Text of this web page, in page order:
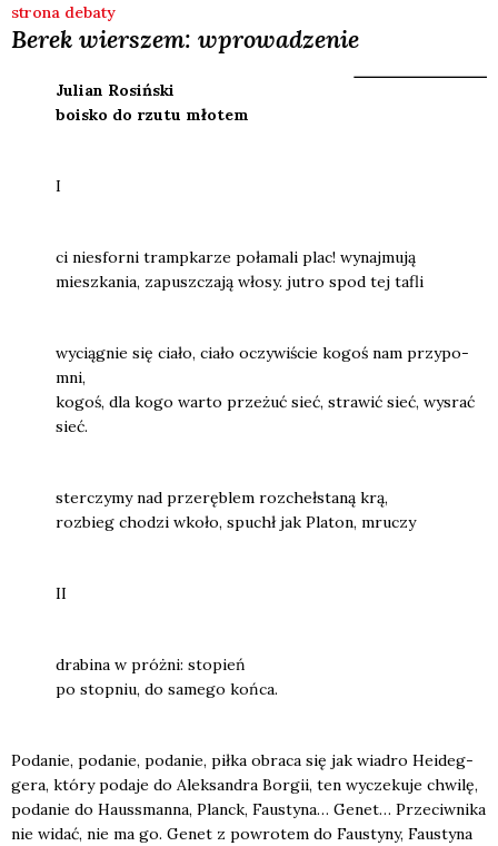
strona debaty
Berek wierszem: wprowadzenie
Julian Rosiń­ski
boisko do rzu­tu mło­tem
I
ci nie­sfor­ni tramp­ka­rze poła­ma­li plac! wynaj­mu­ją
miesz­ka­nia, zapusz­cza­ją wło­sy. jutro spod tej tafli
wycią­gnie się cia­ło, cia­ło oczy­wi­ście kogoś nam przy­po­
mni,
kogoś, dla kogo war­to prze­żuć sieć, stra­wić sieć, wysrać
sieć.
ster­czy­my nad prze­rę­blem roz­cheł­sta­ną krą,
roz­bieg cho­dzi wko­ło, spuchł jak Pla­ton, mru­czy
II
dra­bi­na w próż­ni: sto­pień
po stop­niu, do same­go koń­ca.
Poda­nie, poda­nie, poda­nie, pił­ka obra­ca się jak wia­dro Heideg­
ge­ra, któ­ry poda­je do Alek­san­dra Bor­gii, ten wycze­ku­je chwi­lę,
poda­nie do Haus­sman­na, Planck, Fau­sty­na… Genet… Prze­ciw­ni­ka
nie widać, nie ma go. Genet z powro­tem do Fau­sty­ny, Fau­sty­na